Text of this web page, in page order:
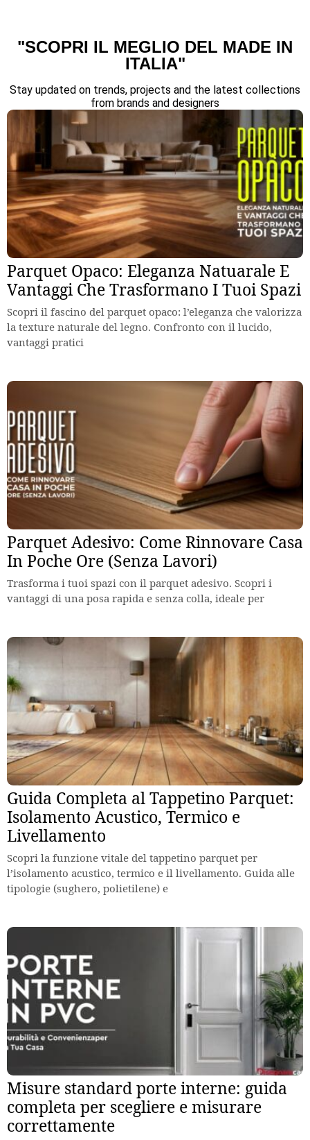
"SCOPRI IL MEGLIO DEL MADE IN
ITALIA"
Stay updated on trends, projects and the latest collections
from brands and designers
Parquet Opaco: Eleganza Natuarale E
Vantaggi Che Trasformano I Tuoi Spazi
Scopri il fascino del parquet opaco: l’eleganza che valorizza
la texture naturale del legno. Confronto con il lucido,
vantaggi pratici
Parquet Adesivo: Come Rinnovare Casa
In Poche Ore (Senza Lavori)
Trasforma i tuoi spazi con il parquet adesivo. Scopri i
vantaggi di una posa rapida e senza colla, ideale per
Guida Completa al Tappetino Parquet:
Isolamento Acustico, Termico e
Livellamento
Scopri la funzione vitale del tappetino parquet per
l’isolamento acustico, termico e il livellamento. Guida alle
tipologie (sughero, polietilene) e
Misure standard porte interne: guida
completa per scegliere e misurare
correttamente